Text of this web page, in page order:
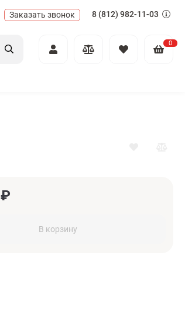
Заказать звонок 8 (812) 982-11-03
0
₽
В корзину